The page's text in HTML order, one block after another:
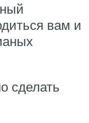
вам и
сделать